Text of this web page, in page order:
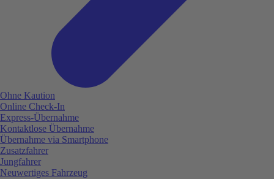
Ohne Kaution
Online Check-In
Express-Übernahme
Kontaktlose Übernahme
Übernahme via Smartphone
Zusatzfahrer
Jungfahrer
Neuwertiges Fahrzeug